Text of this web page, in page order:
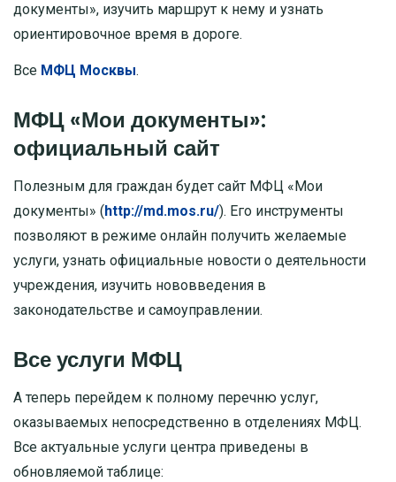
документы», изучить маршрут к нему и узнать
ориентировочное время в дороге.
Все МФЦ Москвы.
МФЦ «Мои документы»:
официальный сайт
Полезным для граждан будет сайт МФЦ «Мои
документы» ( http://md.mos.ru/). Его инструменты
позволяют в режиме онлайн получить желаемые
услуги, узнать официальные новости о деятельности
учреждения, изучить нововведения в
законодательстве и самоуправлении.
Все услуги МФЦ
А теперь перейдем к полному перечню услуг,
оказываемых непосредственно в отделениях МФЦ.
Все актуальные услуги центра приведены в
обновляемой таблице: